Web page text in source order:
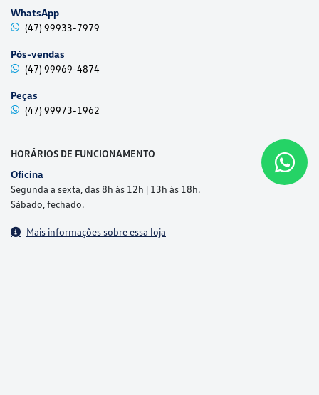
WhatsApp
(47) 99933-7979
Pós-vendas
(47) 99969-4874
Peças
(47) 99973-1962
HORÁRIOS DE FUNCIONAMENTO
Oficina
Segunda a sexta, das 8h às 12h | 13h às 18h.
Sábado, fechado.
Mais informações sobre essa loja